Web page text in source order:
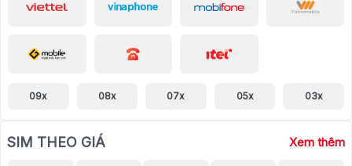
09x 08x 07x 05x 03x
SIM THEO GIÁ Xem thêm